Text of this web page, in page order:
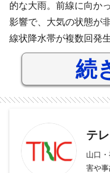
的な大雨。前線に向か
影響で、大気の状態が
線状降水帯が複数回発
続
テ
山口
害や事